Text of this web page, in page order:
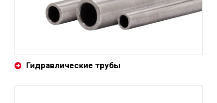
Гидравлические трубы